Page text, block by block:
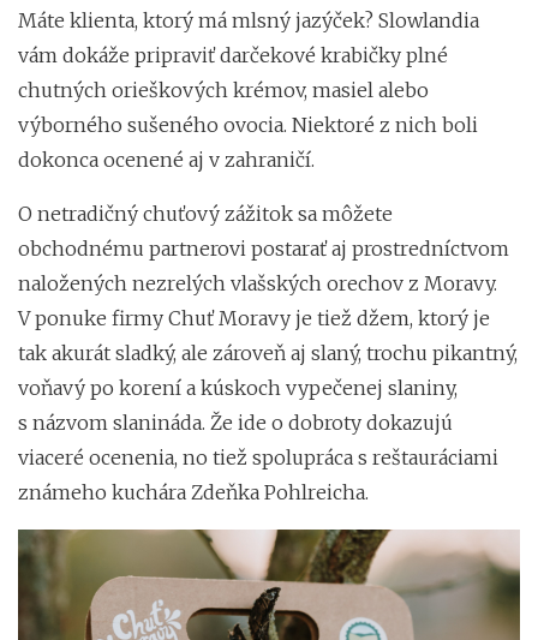
Máte klienta, ktorý má mlsný jazýček? Slowlandia
vám dokáže pripraviť darčekové krabičky plné
chutných orieškových krémov, masiel alebo
výborného sušeného ovocia. Niektoré z nich boli
dokonca ocenené aj v zahraničí.
O netradičný chuťový zážitok sa môžete
obchodnému partnerovi postarať aj prostredníctvom
naložených nezrelých vlašských orechov z Moravy.
V ponuke firmy Chuť Moravy je tiež džem, ktorý je
tak akurát sladký, ale zároveň aj slaný, trochu pikantný,
voňavý po korení a kúskoch vypečenej slaniny,
s názvom slanináda. Že ide o dobroty dokazujú
viaceré ocenenia, no tiež spolupráca s reštauráciami
známeho kuchára Zdeňka Pohlreicha.